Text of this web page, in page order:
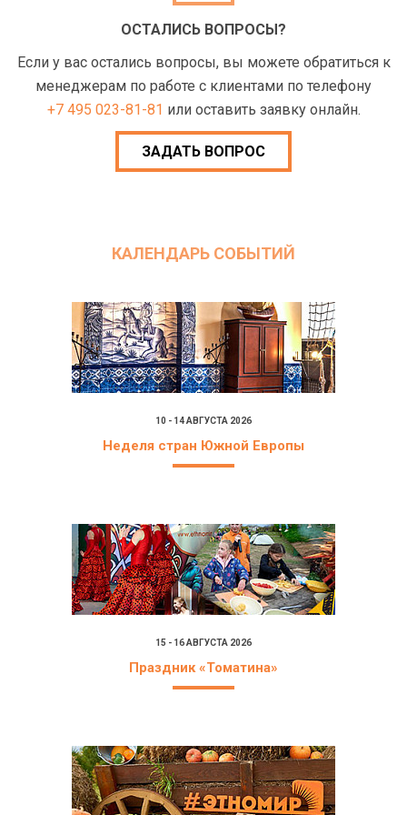
ОСТАЛИСЬ ВОПРОСЫ?
Если у вас остались вопросы, вы можете обратиться к
менеджерам по работе с клиентами по телефону
+7 495 023-81-81 или оставить заявку онлайн.
ЗАДАТЬ ВОПРОС
КАЛЕНДАРЬ СОБЫТИЙ
10 - 14 АВГУСТА 2026
Неделя стран Южной Европы
15 - 16 АВГУСТА 2026
Праздник «Томатина»